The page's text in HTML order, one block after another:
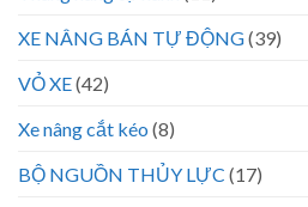
XE NÂNG BÁN TỰ ĐỘNG(39)
VỎ XE(42)
Xe nâng cắt kéo (8)
BỘ NGUỒN THỦY LỰC (17)